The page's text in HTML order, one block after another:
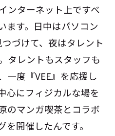
ンターネット上ですべ
ます。日中はパソコン
づけて、夜はタレント
タレントもスタッフも
一度『VEE』を応援し
心にフィジカルな場を
のマンガ喫茶とコラボ
を開催したんです。